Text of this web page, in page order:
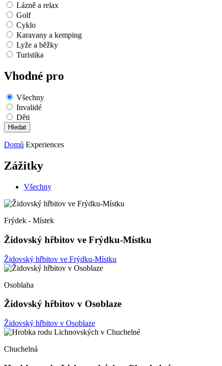
Lázně a relax
Golf
Cyklo
Karavany a kemping
Lyže a běžky
Turistika
Vhodné pro
Všechny
Invalidé
Děti
Domů Experiences
Zážitky
Všechny
Frýdek - Místek
Židovský hřbitov ve Frýdku-Místku
Židovský hřbitov ve Frýdku-Místku
Osoblaha
Židovský hřbitov v Osoblaze
Židovský hřbitov v Osoblaze
Chuchelná